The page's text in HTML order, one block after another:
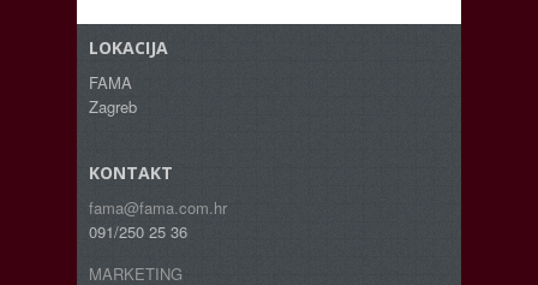
LOKACIJA
FAMA
Zagreb
KONTAKT
fama@fama.com.hr
091/250 25 36
MARKETING